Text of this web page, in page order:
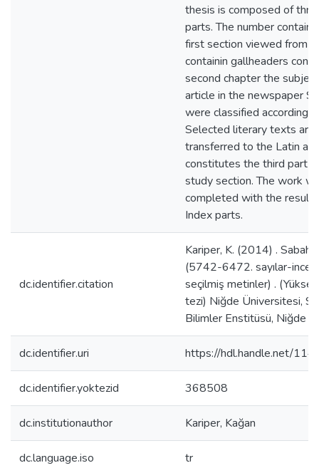
thesis is composed of
parts. The number
first section viewed from
containin gallheaders
second chapter the
article in the newspaper
were classified according
Selected literary texts are
transferred to the Latin
constitutes the third part
study section. The work
completed with the
Index parts.
dc.identifier.citation
Kariper, K. (2014) . Sabah
(5742-6472. sayılar-
seçilmiş metinler) .
tezi) Niğde Üniversitesi,
Bilimler Enstitüsü, Niğde
dc.identifier.uri https://hdl.handle.net/
dc.identifier.yoktezid 368508
dc.institutionauthor Kariper, Kağan
dc.language.iso tr